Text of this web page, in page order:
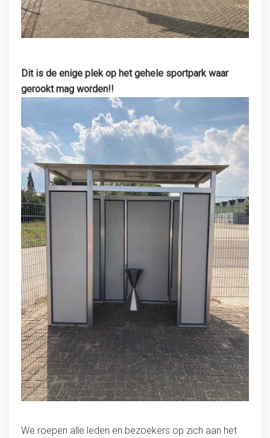
Dit is de enige plek op het gehele sportpark waar
gerookt mag worden!!
We roepen alle leden en bezoekers op zich aan het